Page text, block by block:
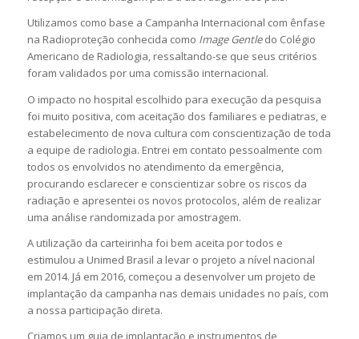
Utilizamos como base a Campanha Internacional com ênfase
na Radioproteção conhecida como Image Gentledo Colégio
Americano de Radiologia, ressaltando-se que seus critérios
foram validados por uma comissão internacional.
O impacto no hospital escolhido para execução da pesquisa
foi muito positiva, com aceitação dos familiares e pediatras, e
estabelecimento de nova cultura com conscientização de toda
a equipe de radiologia. Entrei em contato pessoalmente com
todos os envolvidos no atendimento da emergência,
procurando esclarecer e conscientizar sobre os riscos da
radiação e apresentei os novos protocolos, além de realizar
uma análise randomizada por amostragem.
A utilização da carteirinha foi bem aceita por todos e
estimulou a Unimed Brasil a levar o projeto a nível nacional
em 2014. Já em 2016, começou a desenvolver um projeto de
implantação da campanha nas demais unidades no país, com
a nossa participação direta.
Criamos um guia de implantação e instrumentos de